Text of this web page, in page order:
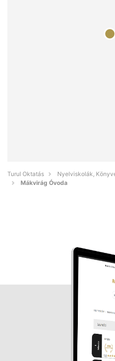
Turul Oktatás
Nyelviskolák,
Mákvirág Óvoda